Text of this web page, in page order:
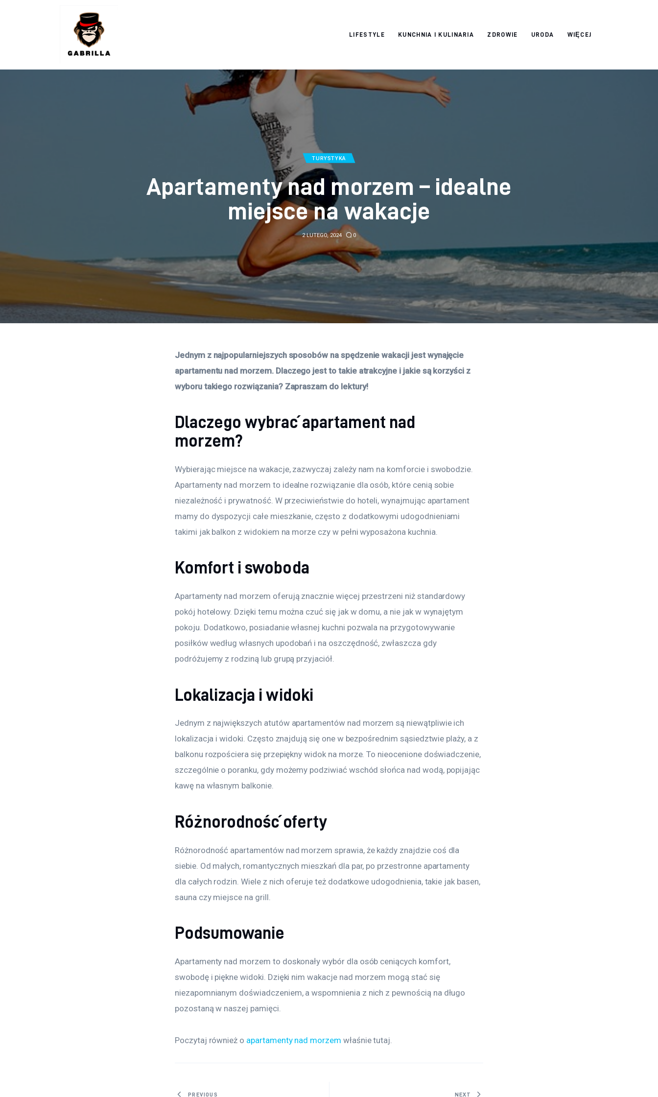
LIFESTYLE KUNCHNIA I KULINARIA ZDROWIE URODA WIĘCEJ
TURYSTYKA
Apartamenty nad morzem – idealne
miejsce na wakacje
2 LUTEGO, 2024 0
Jednym z najpopularniejszych sposobów na spędzenie wakacji jest wynajęcie
apartamentu nad morzem. Dlaczego jest to takie atrakcyjne i jakie są korzyści z
wyboru takiego rozwiązania? Zapraszam do lektury!
Dlaczego wybrać apartament nad
morzem?
Wybierając miejsce na wakacje, zazwyczaj zależy nam na komforcie i swobodzie.
Apartamenty nad morzem to idealne rozwiązanie dla osób, które cenią sobie
niezależność i prywatność. W przeciwieństwie do hoteli, wynajmując apartament
mamy do dyspozycji całe mieszkanie, często z dodatkowymi udogodnieniami
takimi jak balkon z widokiem na morze czy w pełni wyposażona kuchnia.
Komfort i swoboda
Apartamenty nad morzem oferują znacznie więcej przestrzeni niż standardowy
pokój hotelowy. Dzięki temu można czuć się jak w domu, a nie jak w wynajętym
pokoju. Dodatkowo, posiadanie własnej kuchni pozwala na przygotowywanie
posiłków według własnych upodobań i na oszczędność, zwłaszcza gdy
podróżujemy z rodziną lub grupą przyjaciół.
Lokalizacja i widoki
Jednym z największych atutów apartamentów nad morzem są niewątpliwie ich
lokalizacja i widoki. Często znajdują się one w bezpośrednim sąsiedztwie plaży, a z
balkonu rozpościera się przepiękny widok na morze. To nieocenione doświadczenie,
szczególnie o poranku, gdy możemy podziwiać wschód słońca nad wodą, popijając
kawę na własnym balkonie.
Różnorodność oferty
Różnorodność apartamentów nad morzem sprawia, że każdy znajdzie coś dla
siebie. Od małych, romantycznych mieszkań dla par, po przestronne apartamenty
dla całych rodzin. Wiele z nich oferuje też dodatkowe udogodnienia, takie jak basen,
sauna czy miejsce na grill.
Podsumowanie
Apartamenty nad morzem to doskonały wybór dla osób ceniących komfort,
swobodę i piękne widoki. Dzięki nim wakacje nad morzem mogą stać się
niezapomnianym doświadczeniem, a wspomnienia z nich z pewnością na długo
pozostaną w naszej pamięci.
Poczytaj również o apartamenty nad morzem właśnie tutaj.
PREVIOUS NEXT